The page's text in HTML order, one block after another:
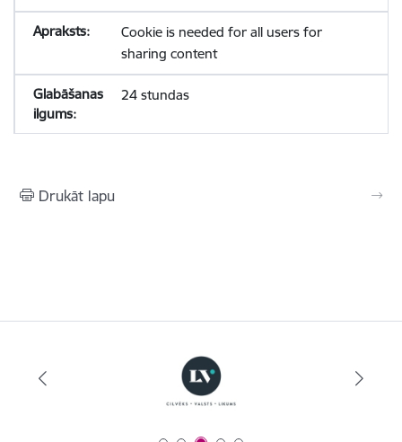
Cookie is needed for all users for
sharing content
24 stundas
Drukāt lapu